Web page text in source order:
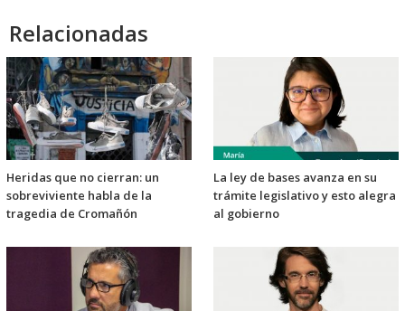
Relacionadas
Heridas que no cierran: un
sobreviviente habla de la
tragedia de Cromañón
La ley de bases avanza en su
trámite legislativo y esto alegra
al gobierno